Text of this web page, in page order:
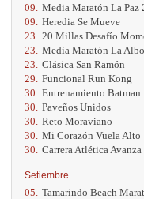
09. Media Maratón La Paz
09. Heredia Se Mueve
23. 20 Millas Desafío
23. Media Maratón La
23. Clásica San Ramón
29. Funcional Run Kong
30. Entrenamiento Batman
30. Paveños Unidos
30. Reto Moraviano
30. Mi Corazón Vuela Alto
30. Carrera Atlética Avanza
Setiembre
05. Tamarindo Beach